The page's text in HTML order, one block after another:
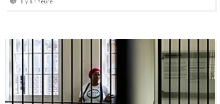
Il y a 1 heure